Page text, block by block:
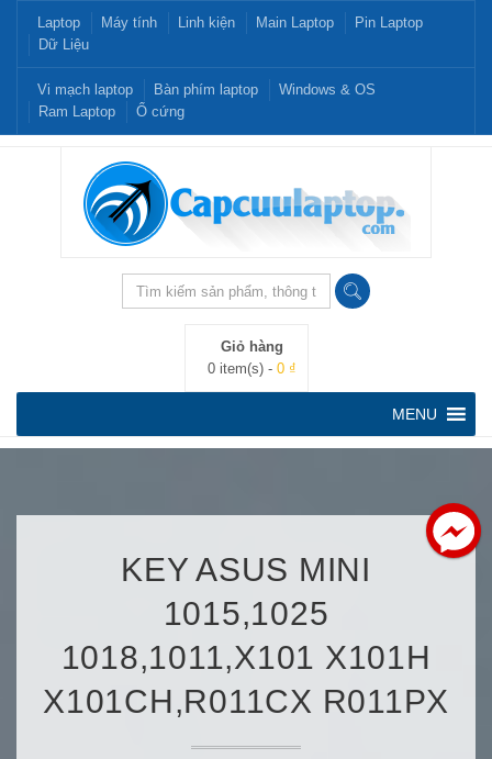
Laptop Máy tính Linh kiện Main Laptop
Pin Laptop
Dữ Liệu
Vi mạch laptop Bàn phím laptop
Windows & OS
Ram Laptop
Ổ cứng
Giỏ hàng
0 item(s) - 0 ₫
KEY ASUS MINI
1015,1025
1018,1011,X101 X101H
X101CH,R011CX R011PX